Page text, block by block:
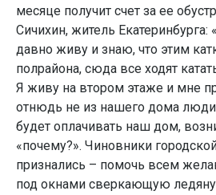
месяце получит счет за ее
Сичихин, житель Екатеринбурга:
давно живу и знаю, что этим
полрайона, сюда все ходят
Я живу на втором этаже и мне
отнюдь не из нашего дома
будет оплачивать наш дом,
«почему?». Чиновники
признались – помочь всем
под окнами сверкающую